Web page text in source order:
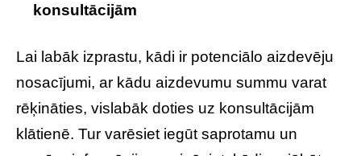
konsultācijām
Lai labāk izprastu, kādi ir potenciālo aizdevēju
nosacījumi, ar kādu aizdevumu summu varat
rēķināties, vislabāk doties uz konsultācijām
klātienē. Tur varēsiet iegūt saprotamu un